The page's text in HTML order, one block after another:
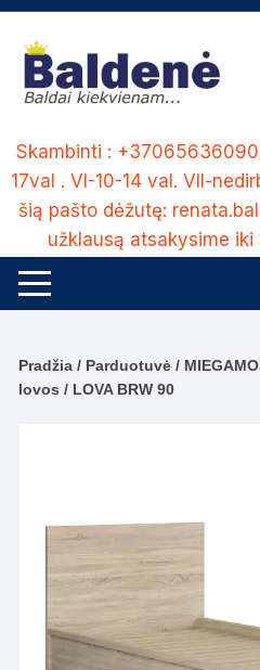
Skip
content
Skambinti :
17val . VI-10-14 val. VII-
šią pašto dėžutę:
užklausą atsakysime
Pradžia / Parduotuvė /
lovos / LOVA BRW 90